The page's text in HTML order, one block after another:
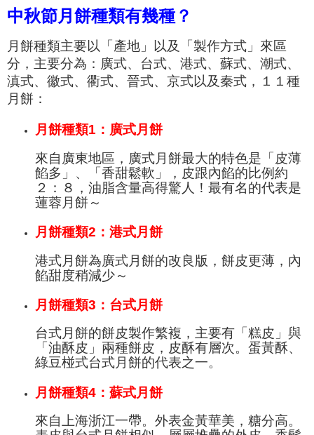
中秋節月餅種類有幾種？
月餅種類主要以「產地」以及「製作方式」來區
分，主要分為：廣式、 台式、港式、蘇式、潮式、
滇式、徽式、衢式、晉式、京式以及秦式 ，
１１種
月餅：
月餅種類1：廣式月餅
來自廣東地區， 廣式月餅最大的特色是「皮薄
餡多 」、「香甜鬆軟 」， 皮跟內餡的比例約
２：８，油脂含量高得驚人！最有名的代表是
蓮蓉月餅～
月餅種類2：港式月餅
港式月餅為廣式月餅的改良版， 餅皮更薄，內
餡甜度稍減少～
月餅種類3：台式月餅
台式月餅的餅皮製作繁複， 主要有「 糕皮」與
「 油酥皮 」 兩種餅皮， 皮酥有層次。 蛋黃酥、
綠豆椪式台式月餅的代表之一。
月餅種類4：蘇式月餅
來自上海浙江一帶。外表金黃華美， 糖分高。